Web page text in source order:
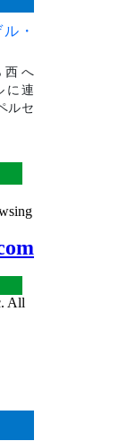
・
へ
に連
ルセ